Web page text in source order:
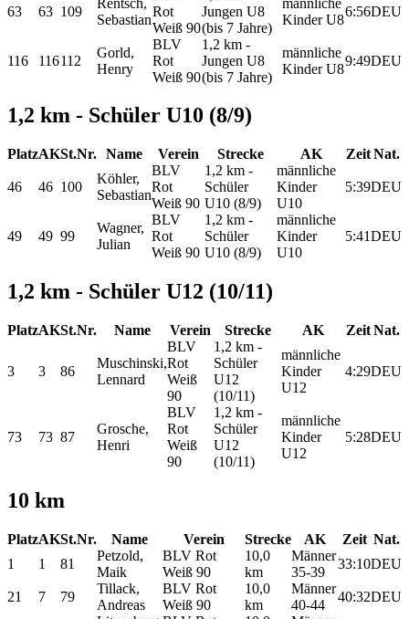
63 63 109
Sebastian
Rot
Weiß 90
Jungen U8
(bis 7 Jahre)
Kinder U8
6:56DEU
116 116112
Gorld,
Henry
BLV
Rot
Weiß 90
1,2 km -
Jungen U8
(bis 7 Jahre)
männliche
Kinder U8
9:49DEU
1,2 km - Schüler U10 (8/9)
PlatzAKSt.Nr. Name Verein Strecke AK Zeit Nat.
46 46 100
Köhler,
Sebastian
BLV
Rot
Weiß 90
1,2 km -
Schüler
U10 (8/9)
männliche
Kinder
U10
5:39DEU
49 49 99
Wagner,
Julian
BLV
Rot
Weiß 90
1,2 km -
Schüler
U10 (8/9)
männliche
Kinder
U10
5:41DEU
1,2 km - Schüler U12 (10/11)
PlatzAKSt.Nr. Name Verein Strecke AK Zeit Nat.
3 3 86
Muschinski,
Lennard
BLV
Rot
Weiß
90
1,2 km -
Schüler
U12
(10/11)
männliche
Kinder
U12
4:29DEU
73 73 87
Grosche,
Henri
BLV
Rot
Weiß
90
1,2 km -
Schüler
U12
(10/11)
männliche
Kinder
U12
5:28DEU
10 km
PlatzAKSt.Nr. Name Verein Strecke AK Zeit Nat.
1
1 81
Petzold,
Maik
BLV Rot
Weiß 90
10,0
km
Männer
35-39
33:10DEU
21 7 79
Tillack,
Andreas
BLV Rot
Weiß 90
10,0
km
Männer
40-44
40:32DEU